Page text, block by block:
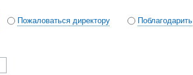
Пожаловаться директору Поблагодарить